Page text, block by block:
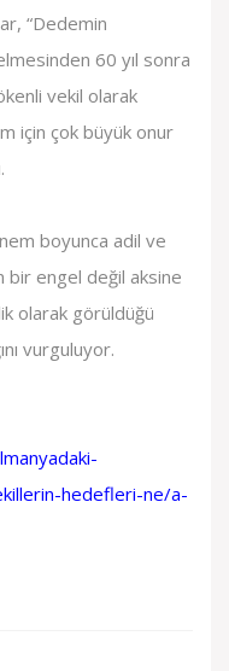
“Dedemin
60 yıl sonra
vekil olarak
için çok büyük onur
boyunca adil ve
bir engel değil aksine
olarak görüldüğü
vurguluyor.
hedefleri-ne/a-